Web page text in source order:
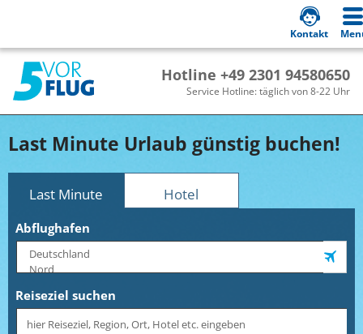
Hotline +49 2301 94580650
Service Hotline: täglich von 8-22 Uhr
Kontakt
Last Minute Urlaub günstig buchen!
Last Minute Hotel
Abflughafen
Reiseziel suchen